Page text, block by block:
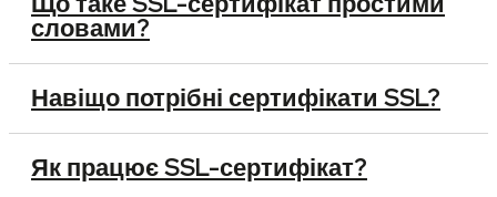
словами?
Навіщо потрібні сертифікати SSL?
Як працює SSL-сертифікат?